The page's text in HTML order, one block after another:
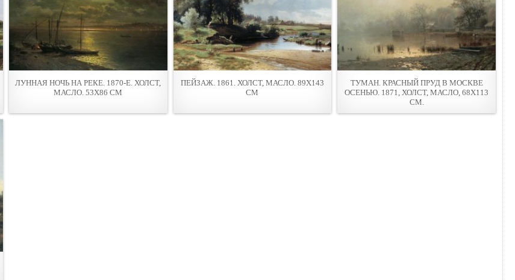
ЛУННАЯ НОЧЬ НА РЕКЕ. 1870-Е. ХОЛСТ,
МАСЛО. 53Х86 СМ
ПЕЙЗАЖ. 1861. ХОЛСТ, МАСЛО. 89Х143
СМ
ТУМАН. КРАСНЫЙ ПРУД В МОСКВЕ
ОСЕНЬЮ. 1871, ХОЛСТ, МАСЛО, 68Х113
СМ.